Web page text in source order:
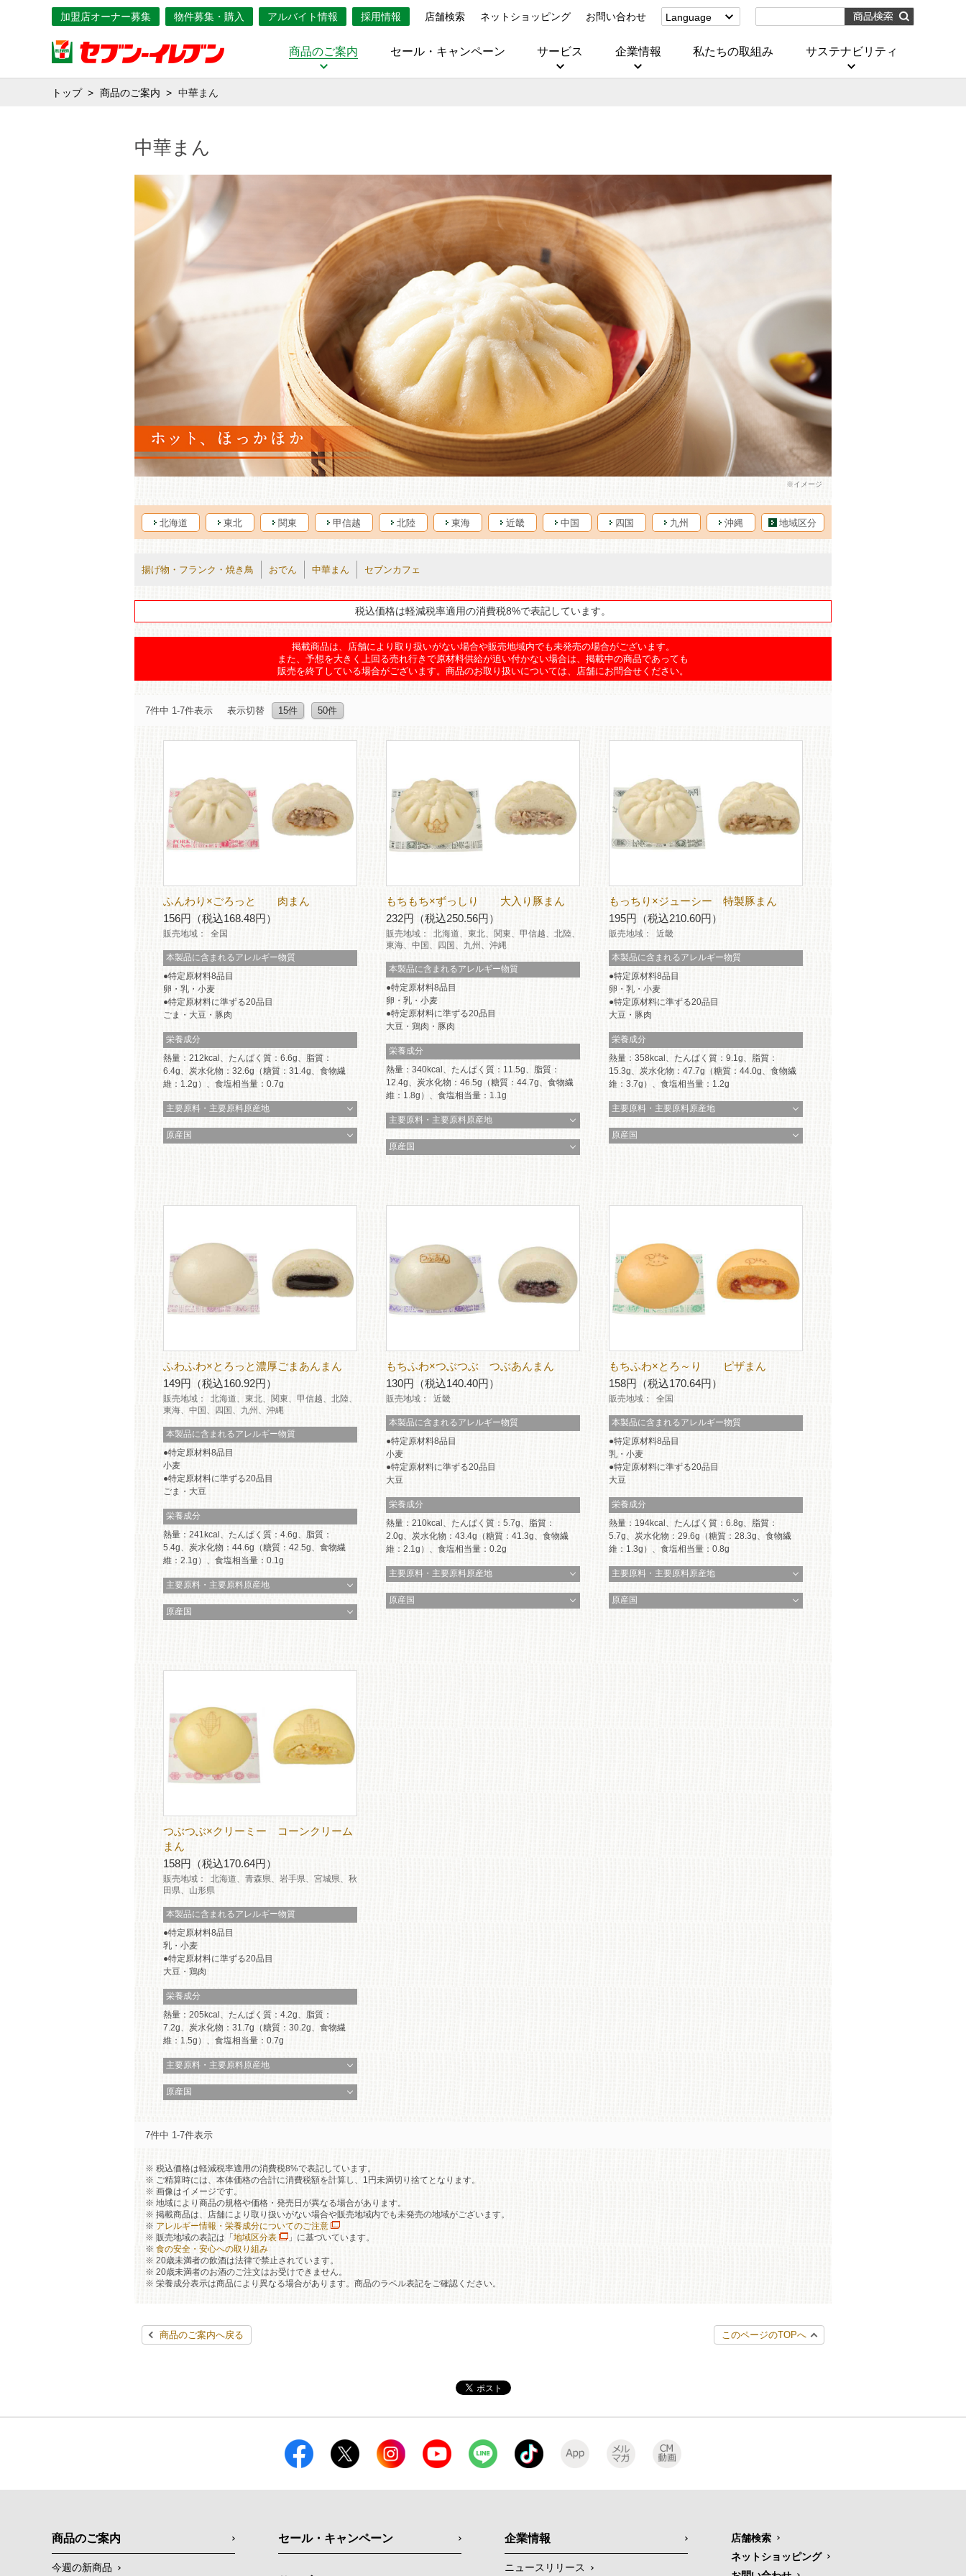
加盟店オーナー募集 物件募集・購入 アルバイト情報 採用情報 店舗検索 ネットショッピング お問い合わせ
Language
(Corporate)
(บริการ)
商品のご案内 セール・キャンペーン サービス 企業情報 私たちの取組み サステナビリティ
トップ 商品のご案内 中華まん
中華まん
北海道 東北 関東 甲信越 北陸 東海 近畿 中国 四国 九州 沖縄 地域区分
揚げ物・フランク・焼き鳥 おでん 中華まん セブンカフェ
税込価格は軽減税率適用の消費税8%で表記しています。
掲載商品は、店舗により取り扱いがない場合や販売地域内でも未発売の場合がございます。
また、予想を大きく上回る売れ行きで原材料供給が追い付かない場合は、掲載中の商品であっても
販売を終了している場合がございます。商品のお取り扱いについては、店舗にお問合せください。
7件中 1-7件表示 表示切替 15件 50件
ふんわり×ごろっと 肉まん
156円（税込168.48円）
販売地域： 全国
本製品に含まれるアレルギー物質
特定原材料8品目
卵・乳・小麦
特定原材料に準ずる20品目
ごま・大豆・豚肉
栄養成分
熱量：212kcal、たんぱく質：6.6g、脂質：
6.4g、炭水化物：32.6g（糖質：31.4g、食物繊
維：1.2g）、食塩相当量：0.7g
主要原料・主要原料原産地
原産国
もちもち×ずっしり 大入り豚まん
232円（税込250.56円）
販売地域：
北海道、東北、関東、甲信越、北陸、
東海、中国、四国、九州、沖縄
本製品に含まれるアレルギー物質
特定原材料8品目
卵・乳・小麦
特定原材料に準ずる20品目
大豆・鶏肉・豚肉
栄養成分
熱量：340kcal、たんぱく質：11.5g、脂質：
12.4g、炭水化物：46.5g（糖質：44.7g、食物繊
維：1.8g）、食塩相当量：1.1g
主要原料・主要原料原産地
原産国
もっちり×ジューシー 特製豚まん
195円（税込210.60円）
販売地域： 近畿
本製品に含まれるアレルギー物質
特定原材料8品目
卵・乳・小麦
特定原材料に準ずる20品目
大豆・豚肉
栄養成分
熱量：358kcal、たんぱく質：9.1g、脂質：
15.3g、炭水化物：47.7g（糖質：44.0g、食物繊
維：3.7g）、食塩相当量：1.2g
主要原料・主要原料原産地
原産国
ふわふわ×とろっと濃厚ごまあんまん
149円（税込160.92円）
販売地域：
北海道、東北、関東、甲信越、北陸、
東海、中国、四国、九州、沖縄
本製品に含まれるアレルギー物質
特定原材料8品目
小麦
特定原材料に準ずる20品目
ごま・大豆
栄養成分
熱量：241kcal、たんぱく質：4.6g、脂質：
5.4g、炭水化物：44.6g（糖質：42.5g、食物繊
維：2.1g）、食塩相当量：0.1g
主要原料・主要原料原産地
原産国
もちふわ×つぶつぶ つぶあんまん
130円（税込140.40円）
販売地域： 近畿
本製品に含まれるアレルギー物質
特定原材料8品目
小麦
特定原材料に準ずる20品目
大豆
栄養成分
熱量：210kcal、たんぱく質：5.7g、脂質：
2.0g、炭水化物：43.4g（糖質：41.3g、食物繊
維：2.1g）、食塩相当量：0.2g
主要原料・主要原料原産地
原産国
もちふわ×とろ～り ピザまん
158円（税込170.64円）
販売地域： 全国
本製品に含まれるアレルギー物質
特定原材料8品目
乳・小麦
特定原材料に準ずる20品目
大豆
栄養成分
熱量：194kcal、たんぱく質：6.8g、脂質：
5.7g、炭水化物：29.6g（糖質：28.3g、食物繊
維：1.3g）、食塩相当量：0.8g
主要原料・主要原料原産地
原産国
つぶつぶ×クリーミー コーンクリーム
まん
158円（税込170.64円）
販売地域：
北海道、青森県、岩手県、宮城県、秋
田県、山形県
本製品に含まれるアレルギー物質
特定原材料8品目
乳・小麦
特定原材料に準ずる20品目
大豆・鶏肉
栄養成分
熱量：205kcal、たんぱく質：4.2g、脂質：
7.2g、炭水化物：31.7g（糖質：30.2g、食物繊
維：1.5g）、食塩相当量：0.7g
主要原料・主要原料原産地
原産国
7件中 1-7件表示
税込価格は軽減税率適用の消費税8%で表記しています。
ご精算時には、本体価格の合計に消費税額を計算し、1円未満切り捨てとなります。
画像はイメージです。
地域により商品の規格や価格・発売日が異なる場合があります。
掲載商品は、店舗により取り扱いがない場合や販売地域内でも未発売の地域がございます。
アレルギー情報・栄養成分についてのご注意
販売地域の表記は「 地域区分表
」に基づいています。
食の安全・安心への取り組み
20歳未満者の飲酒は法律で禁止されています。
20歳未満者のお酒のご注文はお受けできません。
栄養成分表示は商品により異なる場合があります。商品のラベル表記をご確認ください。
商品のご案内へ戻る このページのTOPへ
商品のご案内
今週の新商品
セール・キャンペーン 企業情報
ニュースリリース
店舗検索
ネットショッピング